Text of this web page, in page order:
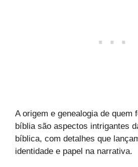
A origem e genealogia de quem
bíblia são aspectos intrigantes
bíblica, com detalhes que
identidade e papel na narrativa.